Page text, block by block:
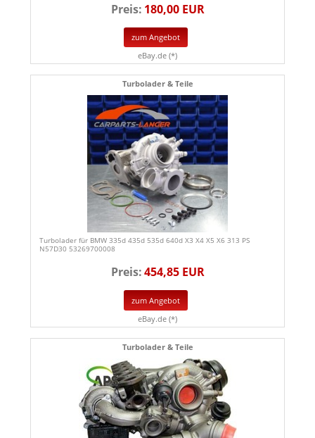
Preis: 180,00 EUR
zum Angebot
eBay.de (*)
Turbolader & Teile
Turbolader für BMW 335d 435d 535d 640d X3 X4 X5 X6 313 PS
N57D30 53269700008
Preis:454,85 EUR
zum Angebot
eBay.de (*)
Turbolader & Teile